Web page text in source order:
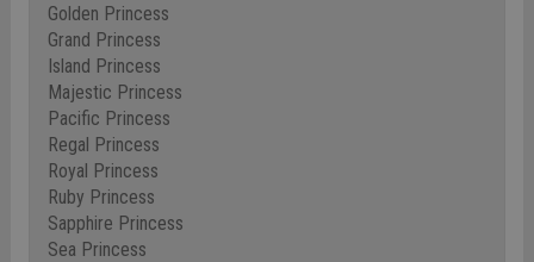
Golden Princess
Grand Princess
Island Princess
Majestic Princess
Pacific Princess
Regal Princess
Royal Princess
Ruby Princess
Sapphire Princess
Sea Princess